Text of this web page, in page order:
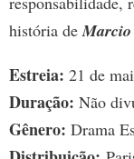
história de
Estreia: 21 de
Duração: Não
Gênero: Drama